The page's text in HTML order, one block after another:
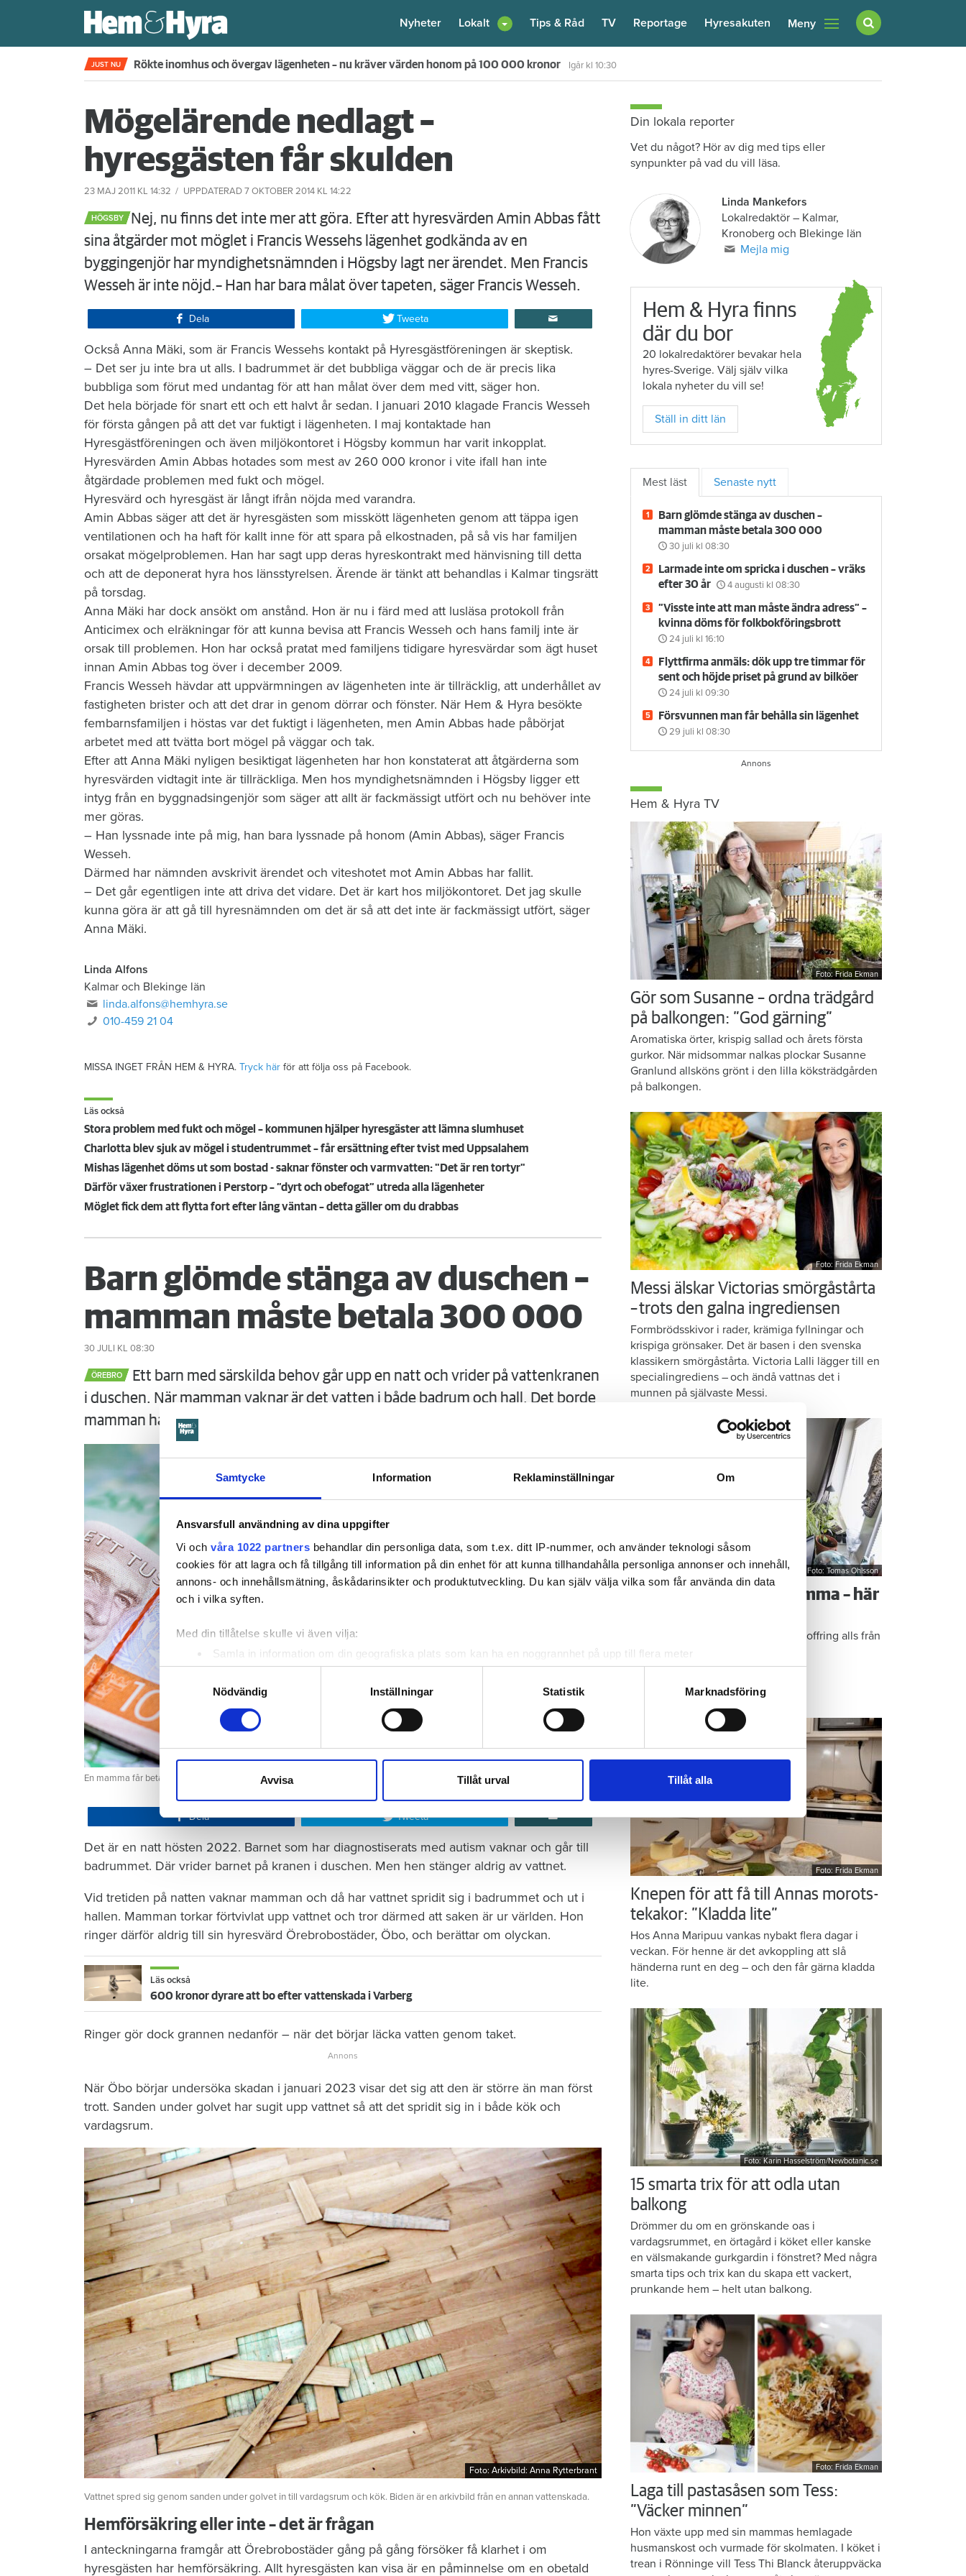
Samtycke Information Reklaminställningar Om
Ansvarsfull användning av dina uppgifter
Vi och våra 1022 partners behandlar din personliga data, som t.ex. ditt IP-nummer, och använder teknologi såsom
cookies för att lagra och få tillgång till information på din enhet för att kunna tillhandahålla personliga annonser och innehåll,
annons- och innehållsmätning, åskådarinsikter och produktutveckling. Du kan själv välja vilka som får använda din data
och i vilka syften.
Med din tillåtelse skulle vi även vilja:
Samla in information om din geografiska plats som kan ha en noggrannhet på upp till flera meter
Identifiera din enhet genom att aktivt skanna den för specifika kännetecken (fingeravtryck)
Ta reda på mer om hur dina personliga uppgifter behandlas och ställ in dina preferenser i
detaljsektionen. Du kan ändra
eller dra tillbaka ditt samtycke när som helst från cookie-förklaringen.
sociala medier och analysera vår trafik. Vi vidarebefordrar även sådana identifierare och annan information från din enhet
till de sociala medier och annons- och analysföretag som vi samarbetar med. Dessa kan i sin tur kombinera informationen
Nödvändig
Inställningar Statistik Marknadsföring
Avvisa Tillåt urval Tillåt alla
Nyheter Lokalt Tips & Råd TV Reportage Hyresakuten Meny
JUST NU Rökte inomhus och övergav lägenheten – nu kräver värden honom på 100 000 kronor Igår kl 10:30
Mögelärende nedlagt –
hyresgästen får skulden
23 MAJ 2011 KL 14:32 UPPDATERAD 7 OKTOBER 2014 KL 14:22
HÖGSBY
​Nej, nu finns det inte mer att göra. Efter att hyresvärden Amin Abbas fått
sina åtgärder mot möglet i Francis Wessehs lägenhet godkända av en
byggingenjör har myndighetsnämnden i Högsby lagt ner ärendet. Men Francis
Wesseh är inte nöjd.– Han har bara målat över tapeten, säger Francis Wesseh.
Dela Tweeta
Också Anna Mäki, som är Francis Wessehs kontakt på Hyresgästföreningen är skeptisk.
– Det ser ju inte bra ut alls. I badrummet är det bubbliga väggar och de är precis lika
bubbliga som förut med undantag för att han målat över dem med vitt, säger hon.
Det hela började för snart ett och ett halvt år sedan. I januari 2010 klagade Francis Wesseh
för första gången på att det var fuktigt i lägenheten. I maj kontaktade han
Hyresgästföreningen och även miljökontoret i Högsby kommun har varit inkopplat.
Hyresvärden Amin Abbas hotades som mest av 260 000 kronor i vite ifall han inte
åtgärdade problemen med fukt och mögel.
Hyresvärd och hyresgäst är långt ifrån nöjda med varandra.
Amin Abbas säger att det är hyresgästen som misskött lägenheten genom att täppa igen
ventilationen och ha haft för kallt inne för att spara på elkostnaden, på så vis har familjen
orsakat mögelproblemen. Han har sagt upp deras hyreskontrakt med hänvisning till detta
och att de deponerat hyra hos länsstyrelsen. Ärende är tänkt att behandlas i Kalmar tingsrätt
på torsdag.
Anna Mäki har dock ansökt om anstånd. Hon är nu i färd med att lusläsa protokoll från
Anticimex och elräkningar för att kunna bevisa att Francis Wesseh och hans familj inte är
orsak till problemen. Hon har också pratat med familjens tidigare hyresvärdar som ägt huset
innan Amin Abbas tog över i december 2009.
Francis Wesseh hävdar att uppvärmningen av lägenheten inte är tillräcklig, att underhållet av
fastigheten brister och att det drar in genom dörrar och fönster. När Hem & Hyra besökte
fembarnsfamiljen i höstas var det fuktigt i lägenheten, men Amin Abbas hade påbörjat
arbetet med att tvätta bort mögel på väggar och tak.
Efter att Anna Mäki nyligen besiktigat lägenheten har hon konstaterat att åtgärderna som
hyresvärden vidtagit inte är tillräckliga. Men hos myndighetsnämnden i Högsby ligger ett
intyg från en byggnadsingenjör som säger att allt är fackmässigt utfört och nu behöver inte
mer göras.
– Han lyssnade inte på mig, han bara lyssnade på honom (Amin Abbas), säger Francis
Wesseh.
Därmed har nämnden avskrivit ärendet och viteshotet mot Amin Abbas har fallit.
– Det går egentligen inte att driva det vidare. Det är kart hos miljökontoret. Det jag skulle
kunna göra är att gå till hyresnämnden om det är så att det inte är fackmässigt utfört, säger
Anna Mäki.
Linda Alfons
Kalmar och Blekinge län
linda.alfons@hemhyra.se
010-459 21 04
MISSA INGET FRÅN HEM & HYRA. Tryck här för att följa oss på Facebook.
Läs också
Stora problem med fukt och mögel – kommunen hjälper hyresgäster att lämna slumhuset
Charlotta blev sjuk av mögel i studentrummet – får ersättning efter tvist med Uppsalahem
Mishas lägenhet döms ut som bostad - saknar fönster och varmvatten: "Det är ren tortyr"
Därför växer frustrationen i Perstorp – ”dyrt och obefogat” utreda alla lägenheter
Möglet fick dem att flytta fort efter lång väntan – detta gäller om du drabbas
Barn glömde stänga av duschen –
mamman måste betala 300 000
30 JULI KL 08:30
ÖREBRO
Ett barn med särskilda behov går upp en natt och vrider på vattenkranen
i duschen. När mamman vaknar är det vatten i både badrum och hall. Det borde
mamman ha förhindrat menar Örebrobostäder.
Foto: Getty/ Tommy Andersson/ Anna Rytterbrant
En mamma får betala 300 000 kronor efter att ett barn satt på en vattenkran. Arkivbild från en annan vattenskada.
Dela Tweeta
Det är en natt hösten 2022. Barnet som har diagnostiserats med autism vaknar och går till
badrummet. Där vrider barnet på kranen i duschen. Men hen stänger aldrig av vattnet.
Vid tretiden på natten vaknar mamman och då har vattnet spridit sig i badrummet och ut i
hallen. Mamman torkar förtvivlat upp vattnet och tror därmed att saken är ur världen. Hon
ringer därför aldrig till sin hyresvärd Örebrobostäder, Öbo, och berättar om olyckan.
Läs också
600 kronor dyrare att bo efter vattenskada i Varberg
Ringer gör dock grannen nedanför – när det börjar läcka vatten genom taket.
När Öbo börjar undersöka skadan i januari 2023 visar det sig att den är större än man först
trott. Sanden under golvet har sugit upp vattnet så att det spridit sig in i både kök och
vardagsrum.
Foto: Arkivbild: Anna Rytterbrant
Foto: Arkivbild: Anna Rytterbrant
Vattnet spred sig genom sanden under golvet in till vardagsrum och kök. Biden är en arkivbild från en annan vattenskada.
Hemförsäkring eller inte – det är frågan
I anteckningarna framgår att Örebrobostäder gång på gång försöker få klarhet i om
hyresgästen har hemförsäkring. Allt hyresgästen kan visa är en påminnelse om en obetald
Din lokala reporter
Vet du något? Hör av dig med tips eller
synpunkter på vad du vill läsa.
Linda Mankefors
Lokalredaktör – Kalmar,
Kronoberg och Blekinge län
Mejla mig
Hem & Hyra finns
där du bor
20 lokalredaktörer bevakar hela
hyres-Sverige. Välj själv vilka
lokala nyheter du vill se!
Ställ in ditt län
Mest läst Senaste nytt
Barn glömde stänga av duschen –
mamman måste betala 300 000
30 juli kl 08:30
Larmade inte om spricka i duschen – vräks
efter 30 år
4 augusti kl 08:30
”Visste inte att man måste ändra adress” –
kvinna döms för folkbokföringsbrott
24 juli kl 16:10
Flyttfirma anmäls: dök upp tre timmar för
sent och höjde priset på grund av bilköer
24 juli kl 09:30
Försvunnen man får behålla sin lägenhet
29 juli kl 08:30
Hem & Hyra TV
Foto: Frida Ekman
Gör som Susanne – ordna trädgård
på balkongen: ”God gärning”
Aromatiska örter, krispig sallad och årets första
gurkor. När midsommar nalkas plockar Susanne
Granlund allsköns grönt i den lilla köksträdgården
på balkongen.
Foto: Frida Ekman
Messi älskar Victorias smörgåstårta
– trots den galna ingrediensen
Formbrödsskivor i rader, krämiga fyllningar och
krispiga grönsaker. Det är basen i den svenska
klassikern smörgåstårta. Victoria Lalli lägger till en
specialingrediens – och ändå vattnas det i
munnen på självaste Messi.
Foto: Tomas Ohlsson
Så sparar du vatten hemma – här
Knepen är enkla: ”Det är ingen uppoffring alls från
min sida”, säger Kristin Rydberg.
Tips & Råd
Foto: Frida Ekman
Knepen för att få till Annas morots-
tekakor: ”Kladda lite”
Hos Anna Maripuu vankas nybakt flera dagar i
veckan. För henne är det avkoppling att slå
händerna runt en deg – och den får gärna kladda
lite.
Foto: Karin Hasselström/Newbotanic.se
15 smarta trix för att odla utan
balkong
Drömmer du om en grönskande oas i
vardagsrummet, en örtagård i köket eller kanske
en välsmakande gurkgardin i fönstret? Med några
smarta tips och trix kan du skapa ett vackert,
prunkande hem – helt utan balkong.
Foto: Frida Ekman
Laga till pastasåsen som Tess:
”Väcker minnen”
Hon växte upp med sin mammas hemlagade
husmanskost och vurmade för skolmaten. I köket i
trean i Rönninge vill Tess Thi Blanck återuppväcka